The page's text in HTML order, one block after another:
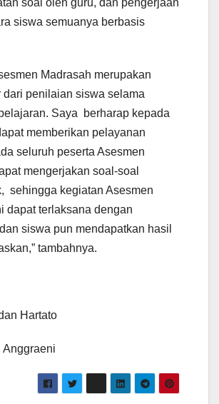
siswa semuanya berbasis
Madrasah merupakan
dari penilaian siswa selama
Saya berharap kepada
memberikan pelayanan
seluruh peserta Asesmen
mengerjakan soal-soal
sehingga kegiatan Asesmen
dapat terlaksana dengan
siswa pun mendapatkan hasil
tambahnya.
Hartato
Anggraeni